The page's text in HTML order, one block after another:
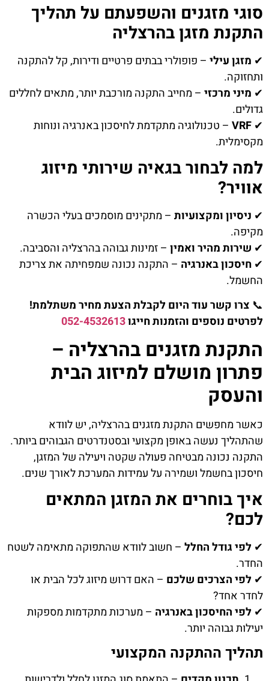
סוגי מזגנים והשפעתם על תהליך
התקנת מזגן בהרצליה
✔ מזגן עילי – פופולרי בבתים פרטיים ודירות, קל להתקנה
ותחזוקה.
✔ מיני מרכזי – מחייב התקנה מורכבת יותר, מתאים לחללים
גדולים.
✔
VRF – טכנולוגיה מתקדמת לחיסכון באנרגיה ונוחות
מקסימלית.
למה לבחור בגאיה שירותי מיזוג
אוויר?
✔ ניסיון ומקצועיות – מתקינים מוסמכים בעלי הכשרה
מקיפה.
✔ שירות מהיר ואמין – זמינות גבוהה בהרצליה והסביבה.
✔ חיסכון באנרגיה – התקנה נכונה שמפחיתה את צריכת
החשמל.
📞 צרו קשר עוד היום לקבלת הצעת מחיר משתלמת!
לפרטים נוספים והזמנות חייגו052-4532613
התקנת מזגנים בהרצליה –
פתרון מושלם למיזוג הבית
והעסק
כאשר מחפשים התקנת מזגנים בהרצליה, יש לוודא
שהתהליך נעשה באופן מקצועי ובסטנדרטים הגבוהים ביותר.
התקנה נכונה מבטיחה פעולה שקטה ויעילה של המזגן,
חיסכון בחשמל ושמירה על עמידות המערכת לאורך שנים.
איך בוחרים את המזגן המתאים
לכם?
✔ לפי גודל החלל – חשוב לוודא שהתפוקה מתאימה לשטח
החדר.
✔ לפי הצרכים שלכם – האם דרוש מיזוג לכל הבית או
לחדר אחד?
✔ לפי החיסכון באנרגיה – מערכות מתקדמות מספקות
יעילות גבוהה יותר.
תהליך ההתקנה המקצועי